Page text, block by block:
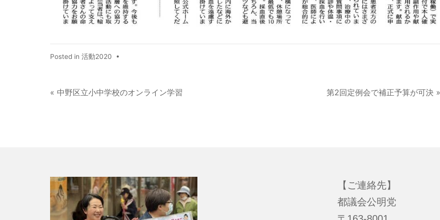
Posted in 活動2020 •
第2回定例会で補正予算が可決 »
« 中野区立小中学校のオンライン学習
【ご連絡先】
都議会公明党